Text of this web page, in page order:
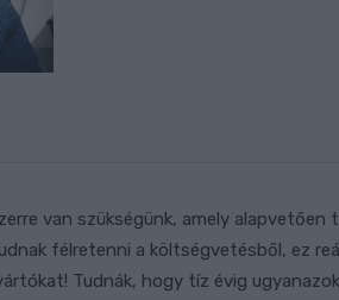
van szükségünk, amely
félretenni a költségvetésből, ez
Tudnák, hogy tíz évig